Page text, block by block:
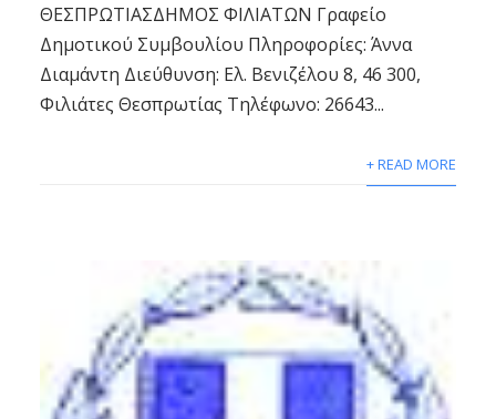
ΘΕΣΠΡΩΤΙΑΣΔΗΜΟΣ ΦΙΛΙΑΤΩΝ Γραφείο
Δημοτικού Συμβουλίου Πληροφορίες: Άννα
Διαμάντη Διεύθυνση: Ελ. Βενιζέλου 8, 46 300,
Φιλιάτες Θεσπρωτίας Τηλέφωνο: 26643...
+ READ MORE